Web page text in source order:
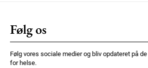
Følg os
Følg vores sociale medier og bliv opdateret på
for helse.